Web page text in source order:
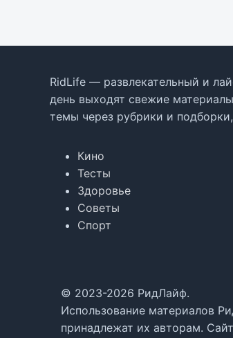
RidLife — развлекательный и
день выходят свежие
темы через рубрики и
Кино
Тесты
Здоровье
Советы
Спорт
© 2023-2026 РидЛайф.
Использование материалов
принадлежат их авторам.